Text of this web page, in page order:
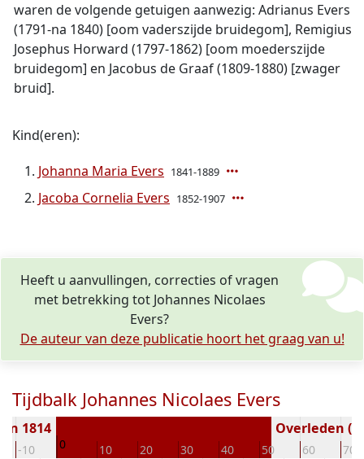
waren de volgende getuigen aanwezig: Adrianus Evers
(1791-na 1840) [oom vaderszijde bruidegom], Remigius
Josephus Horward (1797-1862) [oom moederszijde
bruidegom] en Jacobus de Graaf (1809-1880) [zwager
bruid].
Kind(eren):
Johanna Maria Evers 1841-1889
Jacoba Cornelia Evers 1852-1907
Heeft u aanvullingen, correcties of vragen
met betrekking tot Johannes Nicolaes
Evers?
De auteur van deze publicatie hoort het graag van u!
Tijdbalk Johannes Nicolaes Evers
-10 0 10 20 30 40 50 60 70
1814 Overleden (